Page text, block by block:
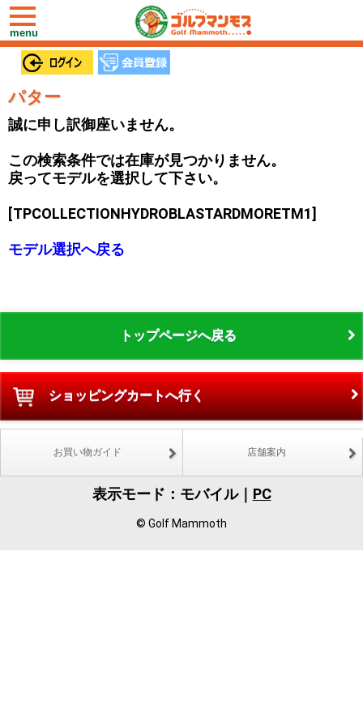
toggle
navigation
menu
パター
誠に申し訳御座いません。
この検索条件では在庫が見つかりません。
戻ってモデルを選択して下さい。
[TPCOLLECTIONHYDROBLASTARDMORETM1]
モデル選択へ戻る
トップページへ戻る
ショッピングカートへ行く
お買い物ガイド 店舗案内
表示モード：モバイル｜ PC
© Golf Mammoth